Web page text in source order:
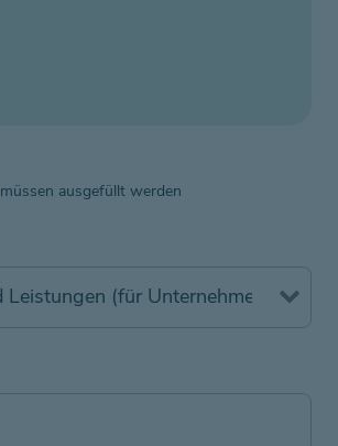
müssen ausgefüllt werden